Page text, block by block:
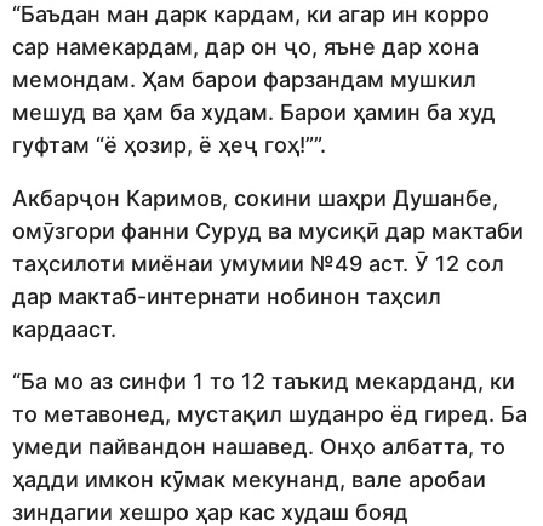
“Баъдан ман дарк кардам, ки агар ин корро
сар намекардам, дар он ҷо, яъне дар хона
мемондам. Ҳам барои фарзандам мушкил
мешуд ва ҳам ба худам. Барои ҳамин ба худ
гуфтам “ё ҳозир, ё ҳеҷ гоҳ!””.
Акбарҷон Каримов, сокини шаҳри Душанбе,
омӯзгори фанни Суруд ва мусиқӣ дар мактаби
таҳсилоти миёнаи умумии №49 аст. Ӯ 12 сол
дар мактаб-интернати нобинон таҳсил
кардааст.
“Ба мо аз синфи 1 то 12 таъкид мекарданд, ки
то метавонед, мустақил шуданро ёд гиред. Ба
умеди пайвандон нашавед. Онҳо албатта, то
ҳадди имкон кӯмак мекунанд, вале аробаи
зиндагии хешро ҳар кас худаш бояд